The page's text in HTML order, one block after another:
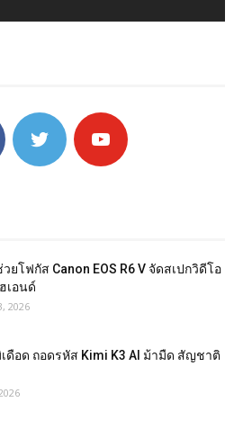
ยโฟกัส Canon EOS R6 V จัดสเปกวิดีโอ
เอนด์
2026
ดือด ถอดรหัส Kimi K3 AI ม้ามืด สัญชาติ